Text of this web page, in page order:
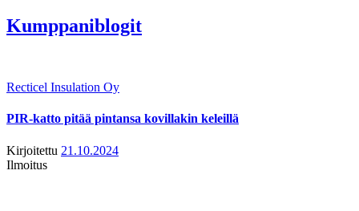
Kumppaniblogit
Recticel Insulation Oy
PIR-katto pitää pintansa kovillakin keleillä
Kirjoitettu 21.10.2024
Ilmoitus